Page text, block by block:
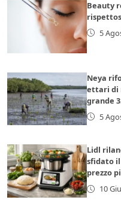
Beauty
5
Neya
ettari di
grande
5
Lidl
sfidato
prezzo
10